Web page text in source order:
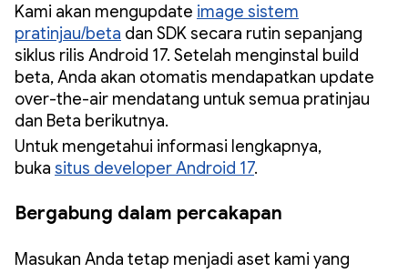
Kami akan mengupdate image sistem
pratinjau/beta dan SDK secara rutin sepanjang
siklus rilis Android 17. Setelah menginstal build
beta, Anda akan otomatis mendapatkan update
over-the-air mendatang untuk semua pratinjau
dan Beta berikutnya.
Untuk mengetahui informasi lengkapnya,
buka situs developer Android 17.
Bergabung dalam percakapan
Masukan Anda tetap menjadi aset kami yang